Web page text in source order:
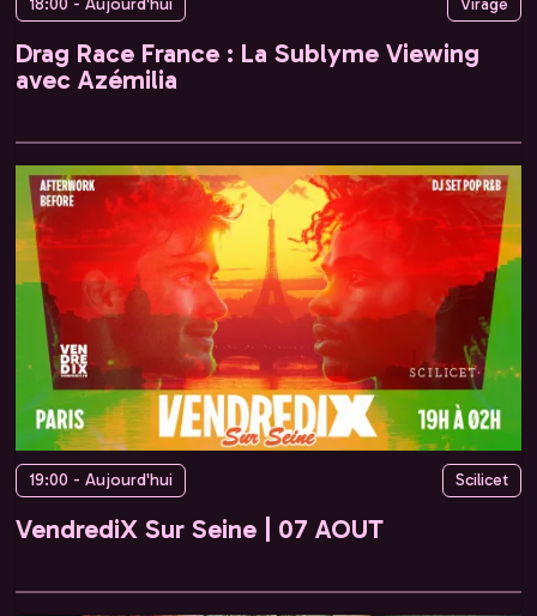
18:00 - Aujourd'hui Virage
Drag Race France : La Sublyme Viewing
avec Azémilia
19:00 - Aujourd'hui Scilicet
VendrediX Sur Seine | 07 AOUT